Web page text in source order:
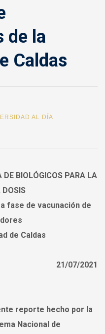
de la
Caldas
AL DÍA
BIOLÓGICOS PARA LA
DOSIS
fase de vacunación de
de Caldas
21/07/2021
reporte hecho por la
Nacional de